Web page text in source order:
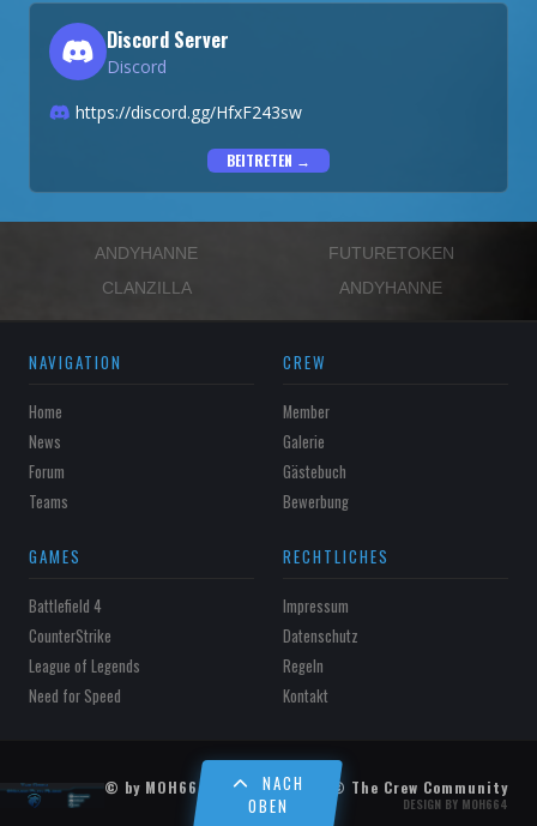
Discord Server
Discord
https://discord.gg/HfxF243sw
BEITRETEN →
ANDYHANNE
FUTURETOKEN
CLANZILLA
ANDYHANNE
NAVIGATION
Home
News
Forum
Teams
CREW
Member
Galerie
Gästebuch
Bewerbung
GAMES
Battlefield 4
CounterStrike
League of Legends
Need for Speed
RECHTLICHES
Impressum
Datenschutz
Regeln
Kontakt
NACH
OBEN
© by MOH664 | 2016 - 2026 | © The Crew Community
DESIGN BY MOH664